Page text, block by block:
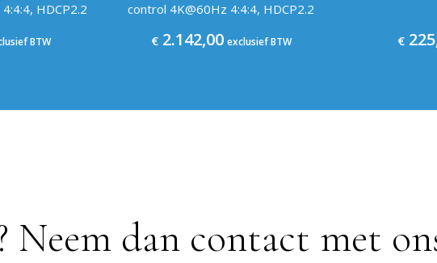
HDCP2.2
BTW
control 4K@60Hz 4:4:4, HDCP2.2
€2.142,00 exclusief BTW
€
Neem dan contact met